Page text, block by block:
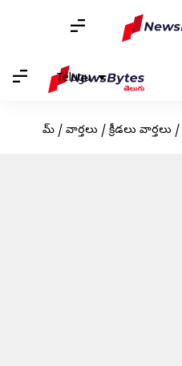
Telugu
హోమ్ / వార్తలు / క్రీడలు వార్తలు /